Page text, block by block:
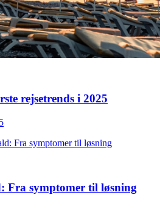
rejsetrends i 2025
Fra symptomer til løsning